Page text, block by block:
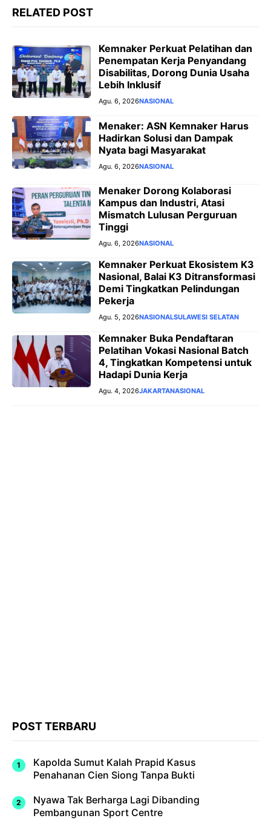
RELATED POST
Kemnaker Perkuat Pelatihan dan
Penempatan Kerja Penyandang
Disabilitas, Dorong Dunia Usaha
Lebih Inklusif
Agu. 6, 2026NASIONAL
Menaker: ASN Kemnaker Harus
Hadirkan Solusi dan Dampak
Nyata bagi Masyarakat
Agu. 6, 2026NASIONAL
Menaker Dorong Kolaborasi
Kampus dan Industri, Atasi
Mismatch Lulusan Perguruan
Tinggi
Agu. 6, 2026NASIONAL
Kemnaker Perkuat Ekosistem K3
Nasional, Balai K3 Ditransformasi
Demi Tingkatkan Pelindungan
Pekerja
Agu. 5, 2026NASIONALSULAWESI SELATAN
Kemnaker Buka Pendaftaran
Pelatihan Vokasi Nasional Batch
4, Tingkatkan Kompetensi untuk
Hadapi Dunia Kerja
Agu. 4, 2026JAKARTANASIONAL
POST TERBARU
Kapolda Sumut Kalah Prapid Kasus
Penahanan Cien Siong Tanpa Bukti
Nyawa Tak Berharga Lagi Dibanding
Pembangunan Sport Centre